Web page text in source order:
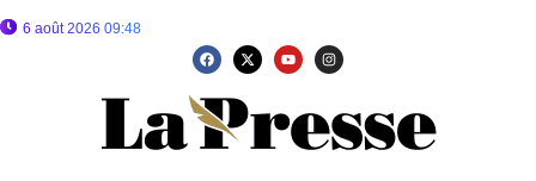
6 août 2026 09:48